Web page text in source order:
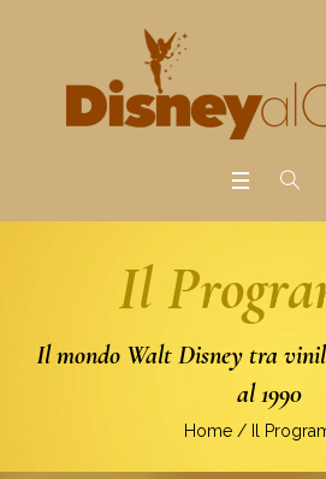
Il
Il mondo Walt Disney tra
al 1990
Home / Il